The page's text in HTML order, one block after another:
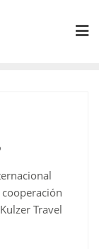
Travel